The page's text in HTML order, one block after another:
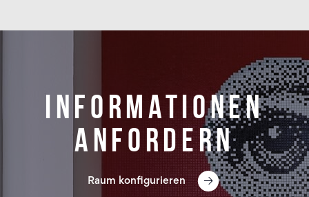
Informationen
anfordern
Raum konfigurieren